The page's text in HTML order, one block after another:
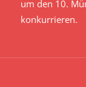
um den 10.
konkurrieren.